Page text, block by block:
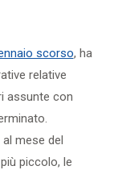
scorso, ha
relative
assunte con
mese del
piccolo, le